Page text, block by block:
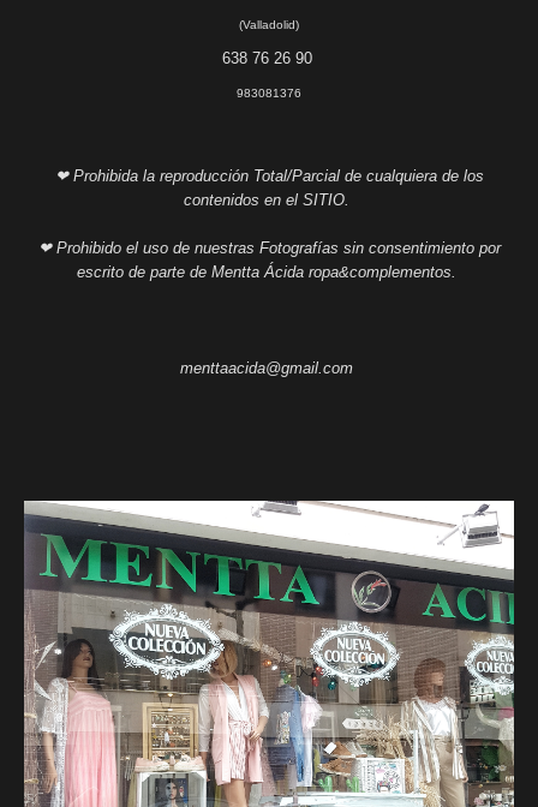
(Valladolid)
638 76 26 90
983081376
❤ Prohibida la reproducción Total/Parcial de cualquiera de los
contenidos en el SITIO.
❤ Prohibido el uso de nuestras Fotografías sin consentimiento por
escrito de parte de Mentta Ácida ropa&complementos.
menttaacida@gmail.com